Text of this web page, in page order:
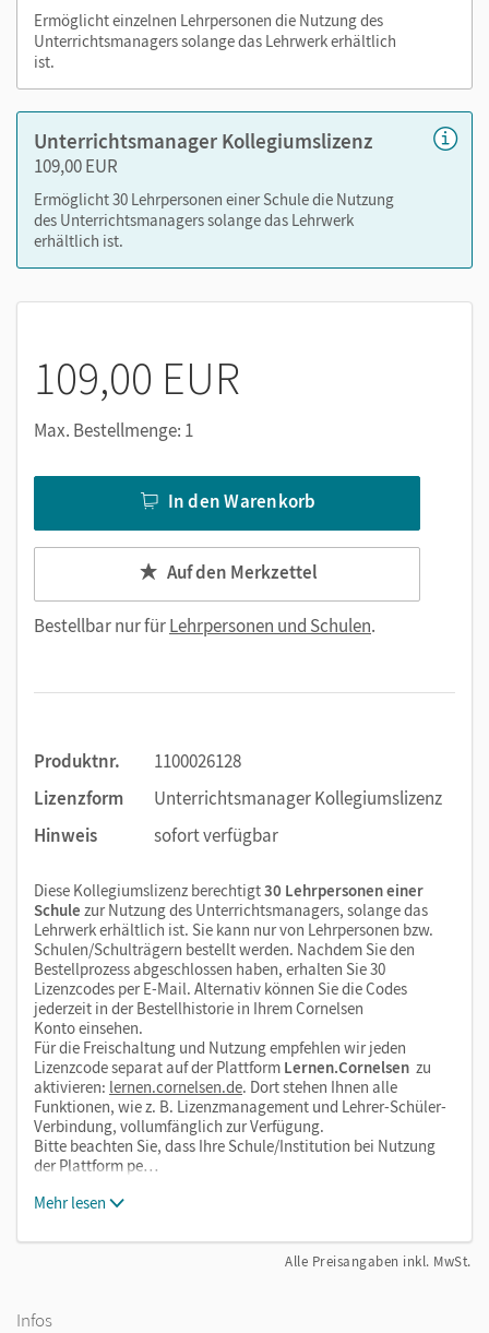
Kopiervorlagen
tägliche Übungen
Nutzen Sie den Unterrichtsmanager auf lernen.cornelsen.de
oder über die Cornelsen Lernen App.
Ermöglicht einzelnen Lehrpersonen die Nutzung des
Unterrichtsmanagers solange das Lehrwerk erhältlich
ist.
Unterrichtsmanager Kollegiumslizenz
109,00 EUR
Ermöglicht 30 Lehrpersonen einer Schule die Nutzung
des Unterrichtsmanagers solange das Lehrwerk
erhältlich ist.
109,00 EUR
Max. Bestellmenge: 1
In den Warenkorb
Auf den Merkzettel
Bestellbar nur fürLehrpersonen und Schulen.
Produktnr.
1100026128
Lizenzform
Unterrichtsmanager Kollegiumslizenz
Hinweis
sofort verfügbar
Diese Kollegiumslizenz berechtigt30 Lehrpersonen einer
Schule zur Nutzung des Unterrichtsmanagers, solange das
Lehrwerk erhältlich ist. Sie kann nur von Lehrpersonen bzw.
Schulen/Schulträgern bestellt werden. Nachdem Sie den
Bestellprozess abgeschlossen haben, erhalten Sie 30
Lizenzcodes per E-Mail. Alternativ können Sie die Codes
jederzeit in der Bestellhistorie in Ihrem Cornelsen
Konto einsehen.
Für die Freischaltung und Nutzung empfehlen wir jeden
Lizenzcode separat auf der Plattform Lernen.Cornelsen zu
aktivieren: lernen.cornelsen.de. Dort stehen Ihnen alle
Funktionen, wie z. B. Lizenzmanagement und Lehrer-Schüler-
Verbindung, vollumfänglich zur Verfügung.
Bitte beachten Sie, dass Ihre Schule/Institution bei Nutzung
der Plattform pe…
Mehr lesen
Alle Preisangaben inkl. MwSt.
Infos